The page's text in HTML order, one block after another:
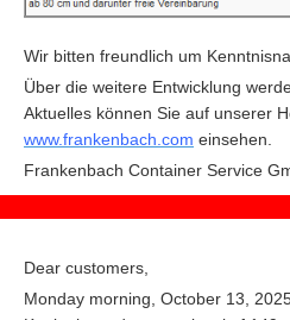
Wir bitten freundlich um
Über die weitere Entwicklung
Aktuelles können Sie auf unserer
www.frankenbach.com einsehen.
Frankenbach Container Service
Dear customers,
Monday morning, October 13,